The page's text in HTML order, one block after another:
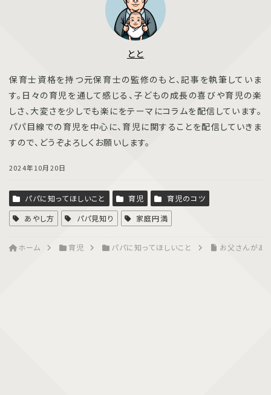
とと
保育士資格を持つ元保育士の監修のもと、記事を執筆していま
す。日々の育児を通して感じる、子どもの成長の喜びや育児の楽
しさ、大変さを少しでも楽にをテーマにコラムを配信しています。
パパ目線での育児を中心に、育児に関することを配信していきま
すので、どうぞよろしくお願いします。
2024年10月20日
パパに知ってほしいこと 育児
育児のコツ
あやし方
パパ見知り 家庭円満
ホーム 育児 パパに知ってほしいこと お父さんがあ